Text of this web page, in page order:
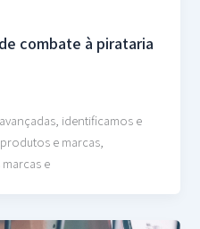
combate à pirataria
identificamos e
e marcas,
e